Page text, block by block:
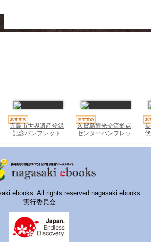
五島市世界遺産登録
記念パンフレット
久賀島観光交流拠点
センターパンフレッ
ebooks. All rights reserved.nagasaki ebooks
実行委員会
ップ